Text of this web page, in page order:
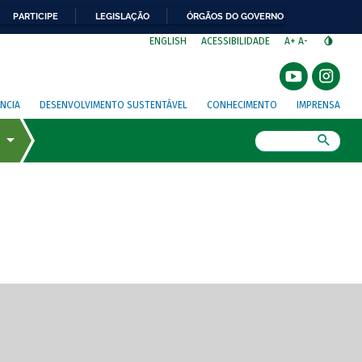
PARTICIPE LEGISLAÇÃO ÓRGÃOS DO GOVERNO
ENGLISH ACESSIBILIDADE A+ A-
DESENVOLVIMENTO SUSTENTÁVEL CONHECIMENTO IMPRENSA
de tela